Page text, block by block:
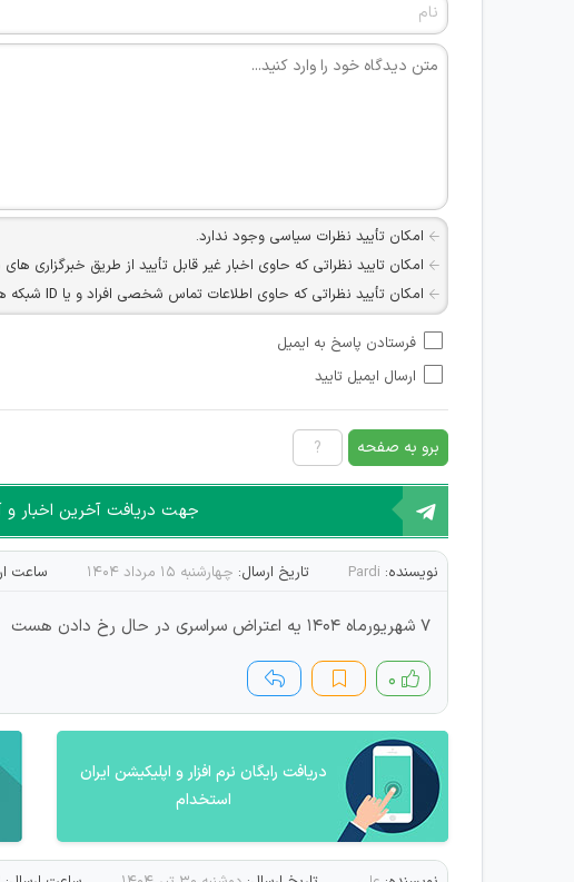
امکان تأیید نظرات سیاسی وجود ندارد.
امکان تایید نظراتی که حاوی اخبار غیر قابل تأیید از طریق خبرگزاری
امکان تأیید نظراتی که حاوی اطلاعات تماس شخصی افراد و یا ID شبکه های مجازی ارتباطی می باشند وجود ندارد.
هرگونه تحریک، تحقیر و کنایه به سایر افراد (مسئول و غیر مسئول) غیر
امکان هماهنگی برای هرگونه ملاقات حضوری چه به صورت دسته جمعی
فرستادن پاسخ به ایمیل
ارسال ایمیل تایید
برو به صفحه
جهت دریافت آخرین اخبار و
نویسنده: Pardi تاریخ ارسال: چهارشنبه ۱۵ مرداد ۱۴۰۴ ساعت
7 شهریورماه ۱۴۰۴ یه اعتراض سراسری در حال رخ دادن هست
۰
دریافت رایگان نرم افزار و اپلیکیشن ایران
استخدام